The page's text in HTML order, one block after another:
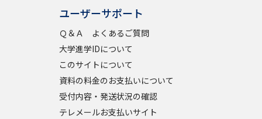
このサイトについて
発送状況の確認 テレメール お支払いサイト
テレメール進学カタログ 訂正のご案内
ユーザーサポート
Ｑ＆Ａ よくあるご質問
大学進学IDについて
このサイトについて
資料の料金のお支払いについて
受付内容・発送状況の確認
テレメールお支払いサイト